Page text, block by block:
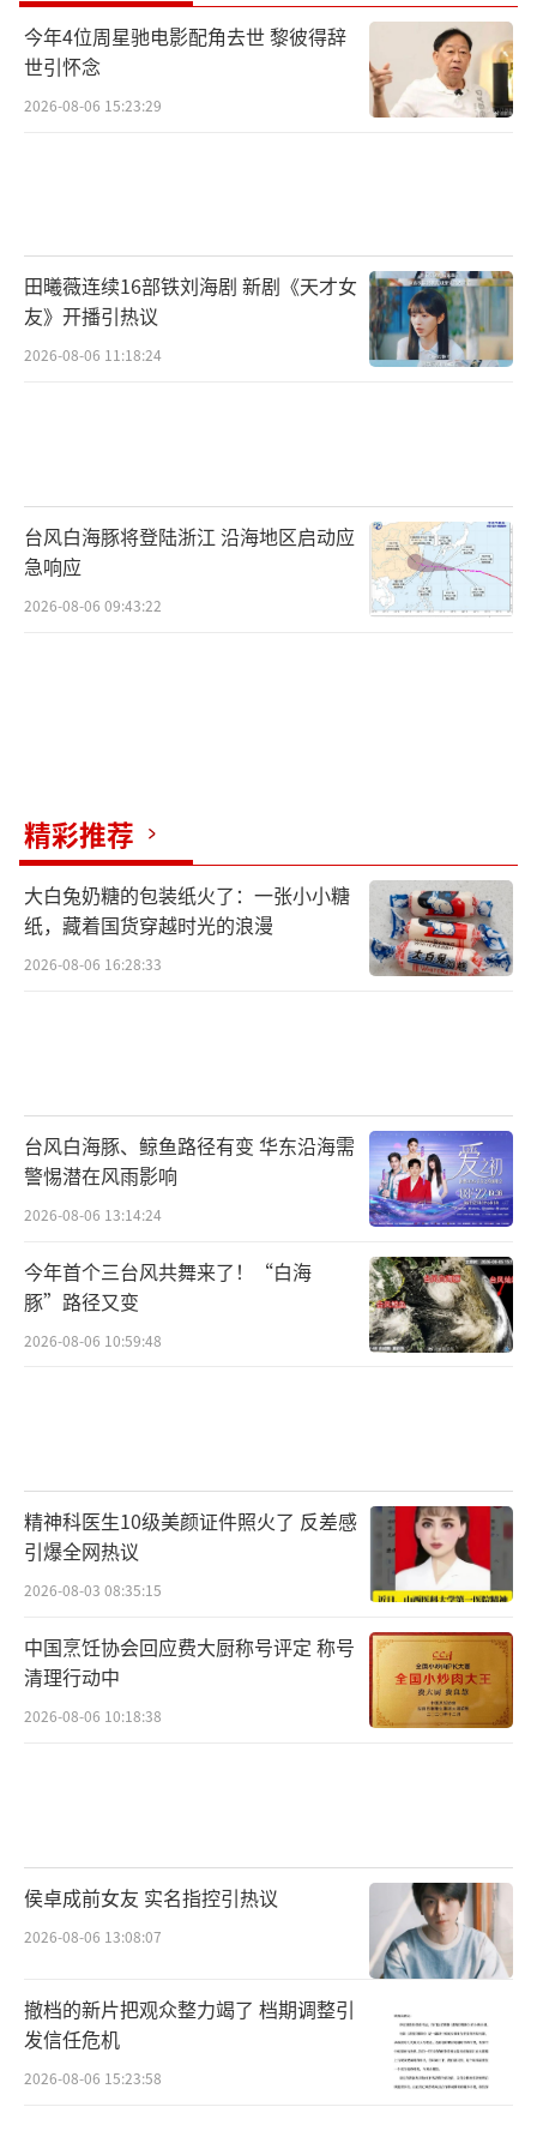
今年4位周星驰电影配角去世 黎彼得辞
世引怀念
2026-08-06 15:23:29
田曦薇连续16部铁刘海剧 新剧《天才女
友》开播引热议
2026-08-06 11:18:24
台风白海豚将登陆浙江 沿海地区启动应
急响应
2026-08-06 09:43:22
精彩推荐
大白兔奶糖的包装纸火了：一张小小糖
纸，藏着国货穿越时光的浪漫
2026-08-06 16:28:33
台风白海豚、鲸鱼路径有变 华东沿海需
警惕潜在风雨影响
2026-08-06 13:14:24
今年首个三台风共舞来了！“白海
豚”路径又变
2026-08-06 10:59:48
精神科医生10级美颜证件照火了 反差感
引爆全网热议
2026-08-03 08:35:15
中国烹饪协会回应费大厨称号评定 称号
清理行动中
2026-08-06 10:18:38
侯卓成前女友 实名指控引热议
2026-08-06 13:08:07
撤档的新片把观众整力竭了 档期调整引
发信任危机
2026-08-06 15:23:58